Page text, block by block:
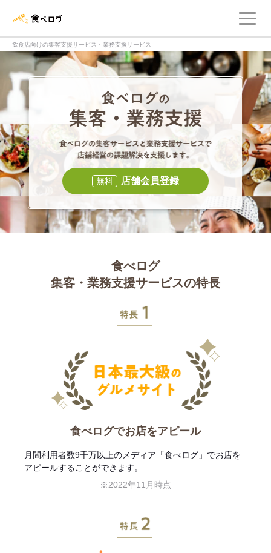
飲食店向けの集客支援サービス・業務支援サービス
食べログの集客
食べログの集
無料 店舗会員登録
食べログ
集客・業務支援サービスの特長
食べログでお店をアピール
月間利用者数9千万以上のメディア「食べログ」でお店を
アピールすることができます。
※2022年11月時点